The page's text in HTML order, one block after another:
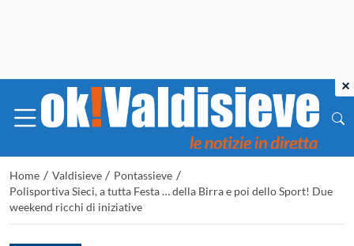
Home / Valdisieve / Pontassieve /
Polisportiva Sieci, a tutta Festa … della Birra e poi dello Sport! Due
weekend ricchi di iniziative
×